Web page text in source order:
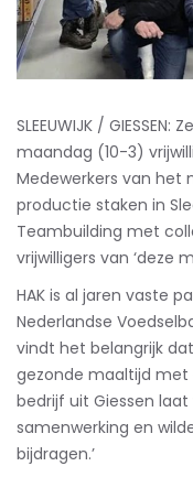
SLEEUWIJK /
maandag (10-3)
Medewerkers van het
productie staken in
Teambuilding met
vrijwilligers van ‘deze
HAK is al jaren vaste
Nederlandse
vindt het belangrijk
gezonde maaltijd
bedrijf uit Giessen laat
samenwerking en
bijdragen.’